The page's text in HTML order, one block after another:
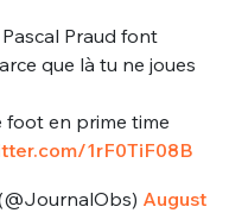
Praud font
que là tu ne joues
foot en prime time
1rF0TiF08B
August